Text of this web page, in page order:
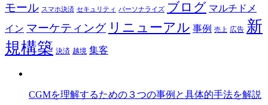
モール スマホ決済 セキュリティ パーソナライズ ブログ マルチドメ
イン マーケティング リニューアル 事例 売上 広告 新
規構築 決済 越境 集客
CGMを理解するための３つの事例と具体的手法を解説